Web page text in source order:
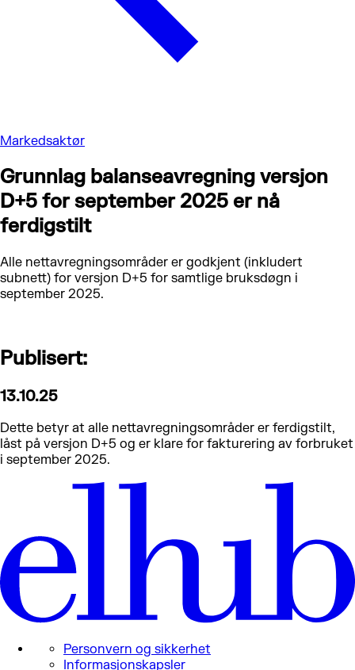
Markedsaktør
Grunnlag balanseavregning versjon
D+5 for september 2025 er nå
ferdigstilt
Alle nettavregningsområder er godkjent (inkludert
subnett) for versjon D+5 for samtlige bruksdøgn i
september 2025.
Publisert:
13.10.25
Dette betyr at alle nettavregningsområder er ferdigstilt,
låst på versjon D+5 og er klare for fakturering av forbruket
i september 2025.
Personvern og sikkerhet
Informasjonskapsler